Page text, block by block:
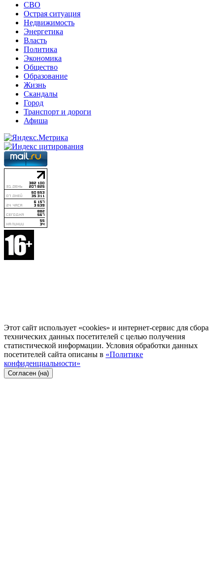
СВО
Острая ситуация
Недвижимость
Энергетика
Власть
Политика
Экономика
Общество
Образование
Жизнь
Скандалы
Город
Транспорт и дороги
Афиша
Этот сайт использует «cookies» и интернет-сервис для сбора
технических данных посетителей с целью получения
статистической информации. Условия обработки данных
посетителей сайта описаны в «Политике
конфиденциальности»
Согласен (на)